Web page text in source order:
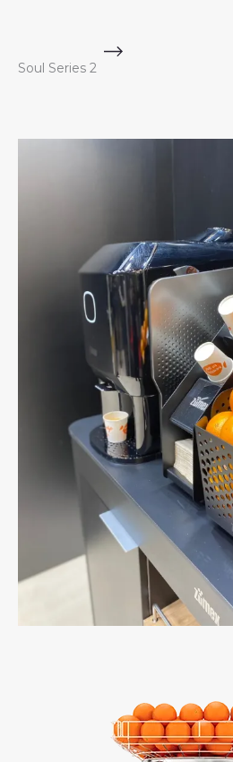
Soul Series 2